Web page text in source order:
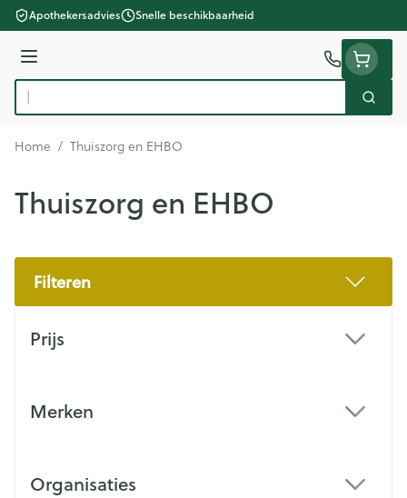
Ga naar de inhoud
Apothekersadvies Snelle beschikbaarheid
Menu
Product, merk, categorie...
Zoek
Home / Thuiszorg en EHBO
Thuiszorg en EHBO
Filteren
Prijs
Merken
Organisaties